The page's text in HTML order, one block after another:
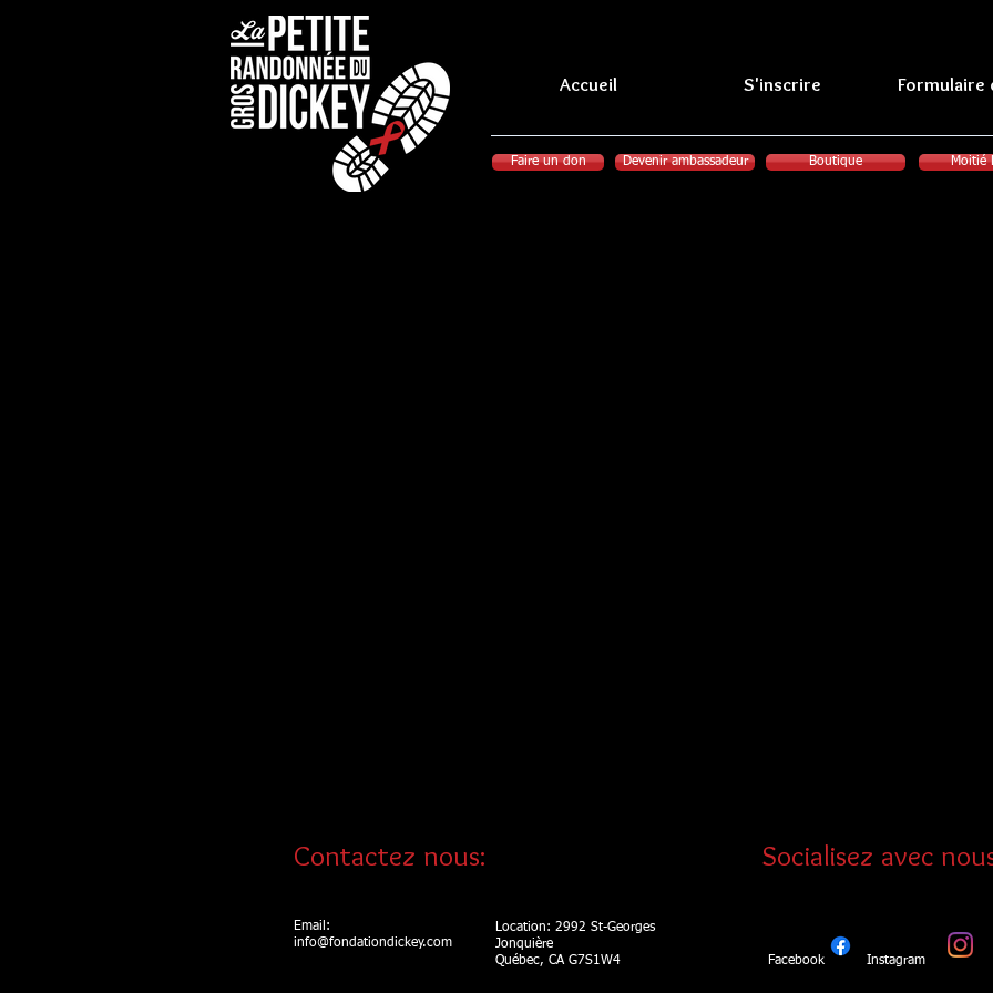
Accueil S'inscrire Formulaire
Faire un don Devenir ambassadeur Boutique Moitié
Email:
info@fondationdickey.com
Contactez nous: Socialisez avec
Location​​​​​​: 2992 St-Georges
Jonquière
Québec, CA G7S1W4
Facebook Instagram